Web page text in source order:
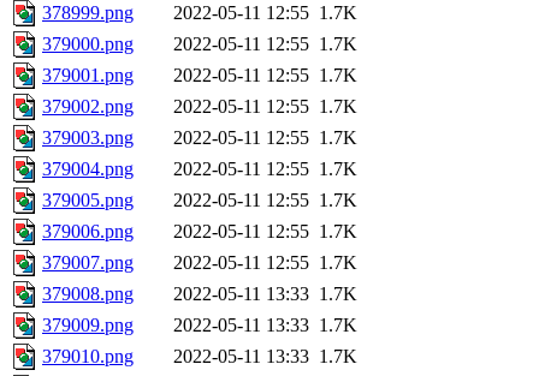
378999.png
2022-05-11 12:55 1.7K
379000.png
2022-05-11 12:55 1.7K
379001.png
2022-05-11 12:55 1.7K
379002.png
2022-05-11 12:55 1.7K
379003.png
2022-05-11 12:55 1.7K
379004.png
2022-05-11 12:55 1.7K
379005.png
2022-05-11 12:55 1.7K
379006.png
2022-05-11 12:55 1.7K
379007.png
2022-05-11 12:55 1.7K
379008.png
2022-05-11 13:33 1.7K
379009.png
2022-05-11 13:33 1.7K
379010.png
2022-05-11 13:33 1.7K